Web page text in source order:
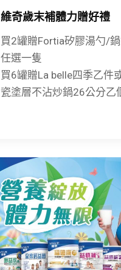
維奇歲末補體力贈好禮
買2罐贈Fortia矽膠湯勺/
任選一隻
買6罐贈La belle四季乙件
瓷塗層不沾炒鍋26公分乙